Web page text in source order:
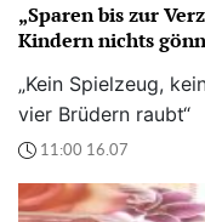
„Sparen bis zur
Kindern nichts
„Kein Spielzeug,
vier Brüdern raubt“
11:00 16.07